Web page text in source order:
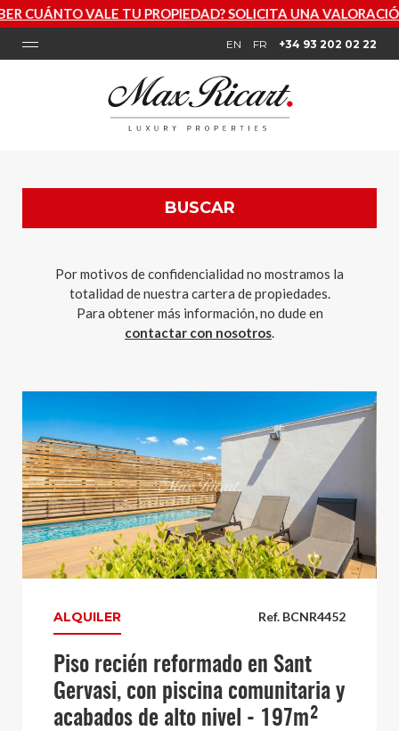
CUÁNTO VALE TU PROPIEDAD? SOLICITA UNA
EN FR +34 93 202 02 22
BUSCAR
Por motivos de confidencialidad no mostramos la
totalidad de nuestra cartera de propiedades.
Para obtener más información, no dude en
contactar con nosotros.
Ref. BCNR4452
ALQUILER
Piso recién reformado en Sant
Gervasi, con piscina comunitaria y
acabados de alto nivel - 197m²